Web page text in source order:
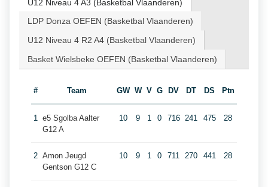
U12 Niveau 4 A3 (Basketbal Vlaanderen)
LDP Donza OEFEN (Basketbal Vlaanderen)
U12 Niveau 4 R2 A4 (Basketbal Vlaanderen)
Basket Wielsbeke OEFEN (Basketbal Vlaanderen)
# Team GW W V G DV DT DS Ptn
1 e5 Sgolba Aalter
G12 A
10 9 1 0 716 241 475 28
2 Amon Jeugd
Gentson G12 C
10 9 1 0 711 270 441 28